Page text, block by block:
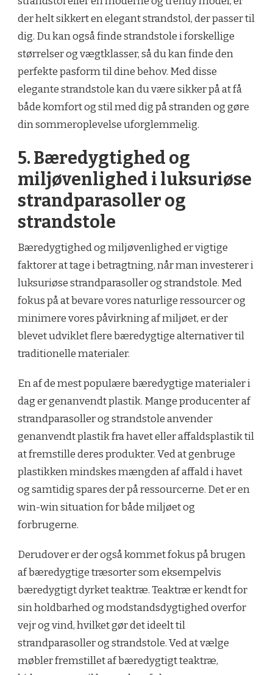
der helt sikkert en elegant strandstol, der passer til
dig. Du kan også finde strandstole i forskellige
størrelser og vægtklasser, så du kan finde den
perfekte pasform til dine behov. Med disse
elegante strandstole kan du være sikker på at få
både komfort og stil med dig på stranden og gøre
din sommeroplevelse uforglemmelig.
5. Bæredygtighed og
miljøvenlighed i luksuriøse
strandparasoller og
strandstole
Bæredygtighed og miljøvenlighed er vigtige
faktorer at tage i betragtning, når man investerer i
luksuriøse strandparasoller og strandstole. Med
fokus på at bevare vores naturlige ressourcer og
minimere vores påvirkning af miljøet, er der
blevet udviklet flere bæredygtige alternativer til
traditionelle materialer.
En af de mest populære bæredygtige materialer i
dag er genanvendt plastik. Mange producenter af
strandparasoller og strandstole anvender
genanvendt plastik fra havet eller affaldsplastik til
at fremstille deres produkter. Ved at genbruge
plastikken mindskes mængden af affald i havet
og samtidig spares der på ressourcerne. Det er en
win-win situation for både miljøet og
forbrugerne.
Derudover er der også kommet fokus på brugen
af bæredygtige træsorter som eksempelvis
bæredygtigt dyrket teaktræ. Teaktræ er kendt for
sin holdbarhed og modstandsdygtighed overfor
vejr og vind, hvilket gør det ideelt til
strandparasoller og strandstole. Ved at vælge
møbler fremstillet af bæredygtigt teaktræ,